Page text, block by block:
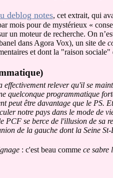
deblog notes, cet extrait, qui
mois pour de mystérieux «
un moteur de recherche. On
dans Agora Vox), un site de
et dont la "raison
relever qu'il se
quelconque programmatique
peut être davantage que le PS.
notre pays dans le mode de
PCF se berce de l'illusion de sa
de la gauche dont la Seine
: c'est beau comme ce sabre